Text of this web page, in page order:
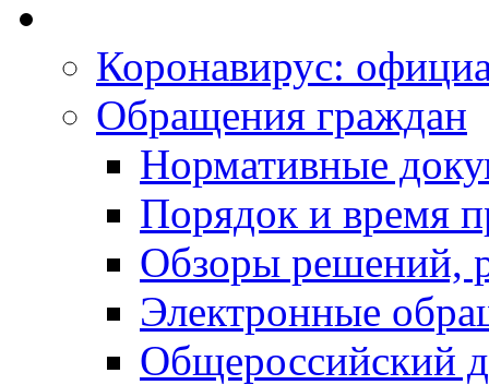
Коронавирус:
Обращения граждан
Нормативные
Порядок и время
Обзоры решений,
Электронные
Общероссийский